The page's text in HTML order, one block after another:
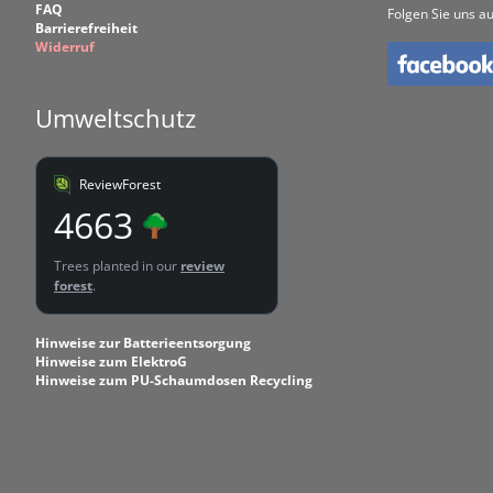
FAQ
Barrierefreiheit
Widerruf
Umweltschutz
ReviewForest
4663
Trees planted in our review
forest.
Hinweise zur Batterieentsorgung
Hinweise zum ElektroG
Hinweise zum PU-Schaumdosen Recycling
Folgen Sie uns